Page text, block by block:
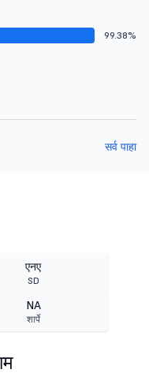
99.38%
सर्व पाहा
एनए
SD
NA
शार्पे